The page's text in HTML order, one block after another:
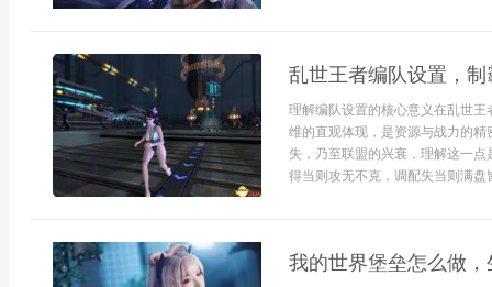
乱世王者编队设置，
理解编队设置的核心意义在乱世
维的直观体现，是资源与战力的
失，乃至联盟的兴衰，理解这一
得当则攻无不克，调配失当则满
我的世界堡垒怎么做